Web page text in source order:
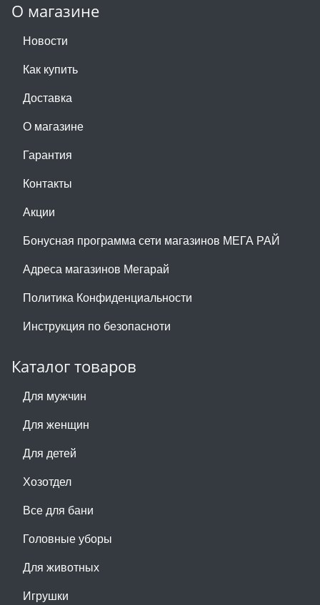
О магазине
Новости
Как купить
Доставка
О магазине
Гарантия
Контакты
Акции
Бонусная программа сети магазинов МЕГА РАЙ
Адреса магазинов Мегарай
Политика Конфиденциальности
Инструкция по безопасноти
Каталог товаров
Для мужчин
Для женщин
Для детей
Хозотдел
Все для бани
Головные уборы
Для животных
Игрушки